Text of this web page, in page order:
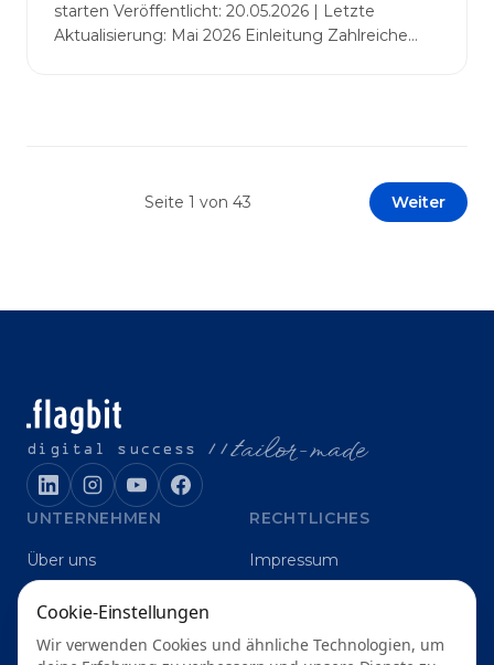
starten Veröffentlicht: 20.05.2026 | Letzte
Aktualisierung: Mai 2026 Einleitung Zahlreiche
Prototypen entwickeln und interne Skepsis
abbauen. Der zentrale Begriff dieses Beitrags ist
Seite 1 von 43 Weiter
digital success //tailor-made
UNTERNEHMEN
Über uns
RECHTLICHES
Impressum
Cookie-Einstellungen
Wir verwenden Cookies und ähnliche Technologien, um